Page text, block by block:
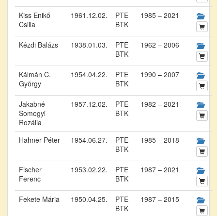
Kiss Enikő
Csilla
1961.12.02.
PTE
BTK
1985 – 2021
Kézdi Balázs 1938.01.03.
PTE
BTK
1962 – 2006
Kálmán C.
György
1954.04.22.
PTE
BTK
1990 – 2007
Jakabné
Somogyi
Rozália
1957.12.02.
PTE
BTK
1982 – 2021
Hahner Péter 1954.06.27.
PTE
BTK
1985 – 2018
Fischer
Ferenc
1953.02.22.
PTE
BTK
1987 – 2021
Fekete Mária 1950.04.25.
PTE
BTK
1987 – 2015